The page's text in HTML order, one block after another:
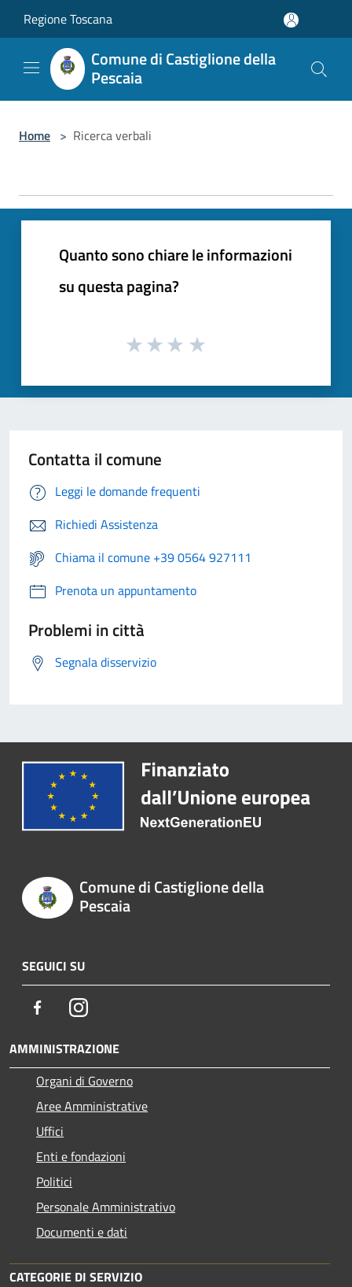
Regione Toscana
Comune di Castiglione della
Pescaia
Home > Ricerca verbali
Quanto sono chiare le informazioni
su questa pagina?
Contatta il comune
Leggi le domande frequenti
Richiedi Assistenza
Chiama il comune +39 0564 927111
Prenota un appuntamento
Problemi in città
Segnala disservizio
Comune di Castiglione della
Pescaia
SEGUICI SU
FacebookInstagram
AMMINISTRAZIONE
Organi di Governo
Aree Amministrative
Uffici
Enti e fondazioni
Politici
Personale Amministrativo
Documenti e dati
CATEGORIE DI SERVIZIO